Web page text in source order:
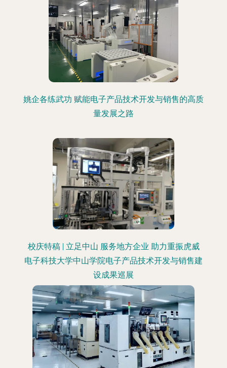
姚企各练武功 赋能电子产品技术开发与销售的高质
量发展之路
校庆特稿 | 立足中山 服务地方企业 助力重振虎威
电子科技大学中山学院电子产品技术开发与销售建
设成果巡展